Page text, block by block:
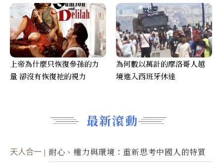
最新滾動
天人合一 耐心、權力與環境：重新思考中國人的特質
上帝為什麼只恢復參孫的力
量 卻沒有恢復祂的視力
為何數以萬計的摩洛哥人越
境進入西班牙休達